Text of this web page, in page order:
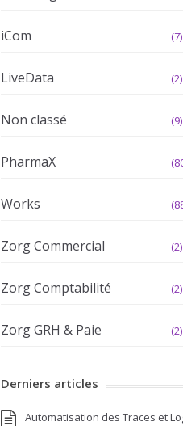
iCom (7)
LiveData (2)
Non classé (9)
PharmaX
Works
Zorg Commercial (2)
Zorg Comptabilité (2)
Zorg GRH & Paie (2)
Derniers articles
Automatisation des Traces et